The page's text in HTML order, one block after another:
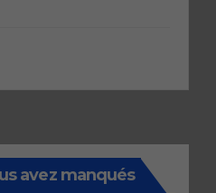
avez manqués